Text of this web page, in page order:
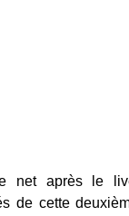
net après le
de cette